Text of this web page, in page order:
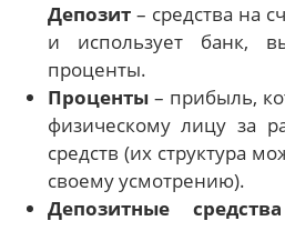
Депозит– средства на
и использует банк,
проценты.
Проценты– прибыль,
физическому лицу за
средств (их структура
своему усмотрению).
Депозитные средства